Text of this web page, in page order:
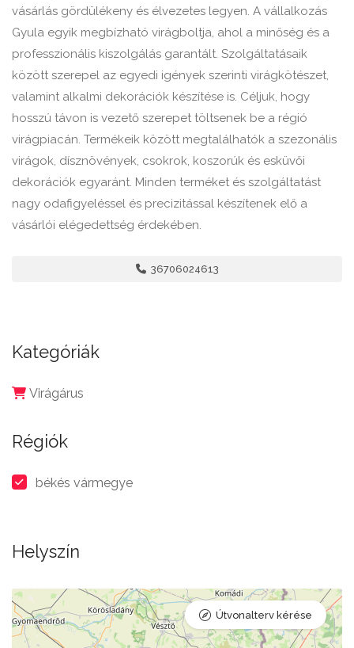
vásárlás gördülékeny és élvezetes legyen. A vállalkozás
Gyula egyik megbízható virágboltja, ahol a minőség és a
professzionális kiszolgálás garantált. Szolgáltatásaik
között szerepel az egyedi igények szerinti virágkötészet,
valamint alkalmi dekorációk készítése is. Céljuk, hogy
hosszú távon is vezető szerepet töltsenek be a régió
virágpiacán. Termékeik között megtalálhatók a szezonális
virágok, dísznövények, csokrok, koszorúk és esküvői
dekorációk egyaránt. Minden terméket és szolgáltatást
nagy odafigyeléssel és precizitással készítenek elő a
vásárlói elégedettség érdekében.
36706024613
Kategóriák
Virágárus
Régiók
békés vármegye
Helyszín
Útvonalterv kérése